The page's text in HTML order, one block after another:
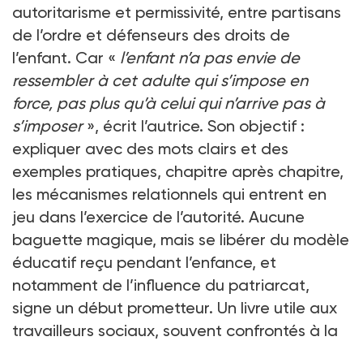
autoritarisme et permissivité, entre partisans
de l’ordre et défenseurs des droits de
l’enfant. Car « l’enfant n’a pas envie de
ressembler à cet adulte qui s’impose en
force, pas plus qu’à celui qui n’arrive pas à
s’imposer», écrit l’autrice. Son objectif :
expliquer avec des mots clairs et des
exemples pratiques, chapitre après chapitre,
les mécanismes relationnels qui entrent en
jeu dans l’exercice de l’autorité. Aucune
baguette magique, mais se libérer du modèle
éducatif reçu pendant l’enfance, et
notamment de l’influence du patriarcat,
signe un début prometteur. Un livre utile aux
travailleurs sociaux, souvent confrontés à la